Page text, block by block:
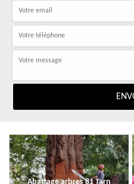
Abattage arbres 81 Tarn